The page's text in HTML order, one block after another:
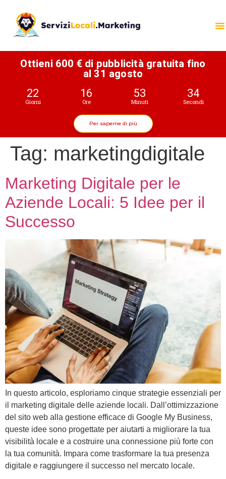
Ottieni 600 € di pubblicità gratuita fino
al 31 agosto
22
Giorni
16
Ore
53
Minuti
34
Secondi
Per saperne di più
Tag: marketingdigitale
Marketing Digitale per le
Aziende Locali: 5 Idee per il
Successo
In questo articolo, esploriamo cinque strategie essenziali per
il marketing digitale delle aziende locali. Dall’ottimizzazione
del sito web alla gestione efficace di Google My Business,
queste idee sono progettate per aiutarti a migliorare la tua
visibilità locale e a costruire una connessione più forte con
la tua comunità. Impara come trasformare la tua presenza
digitale e raggiungere il successo nel mercato locale.